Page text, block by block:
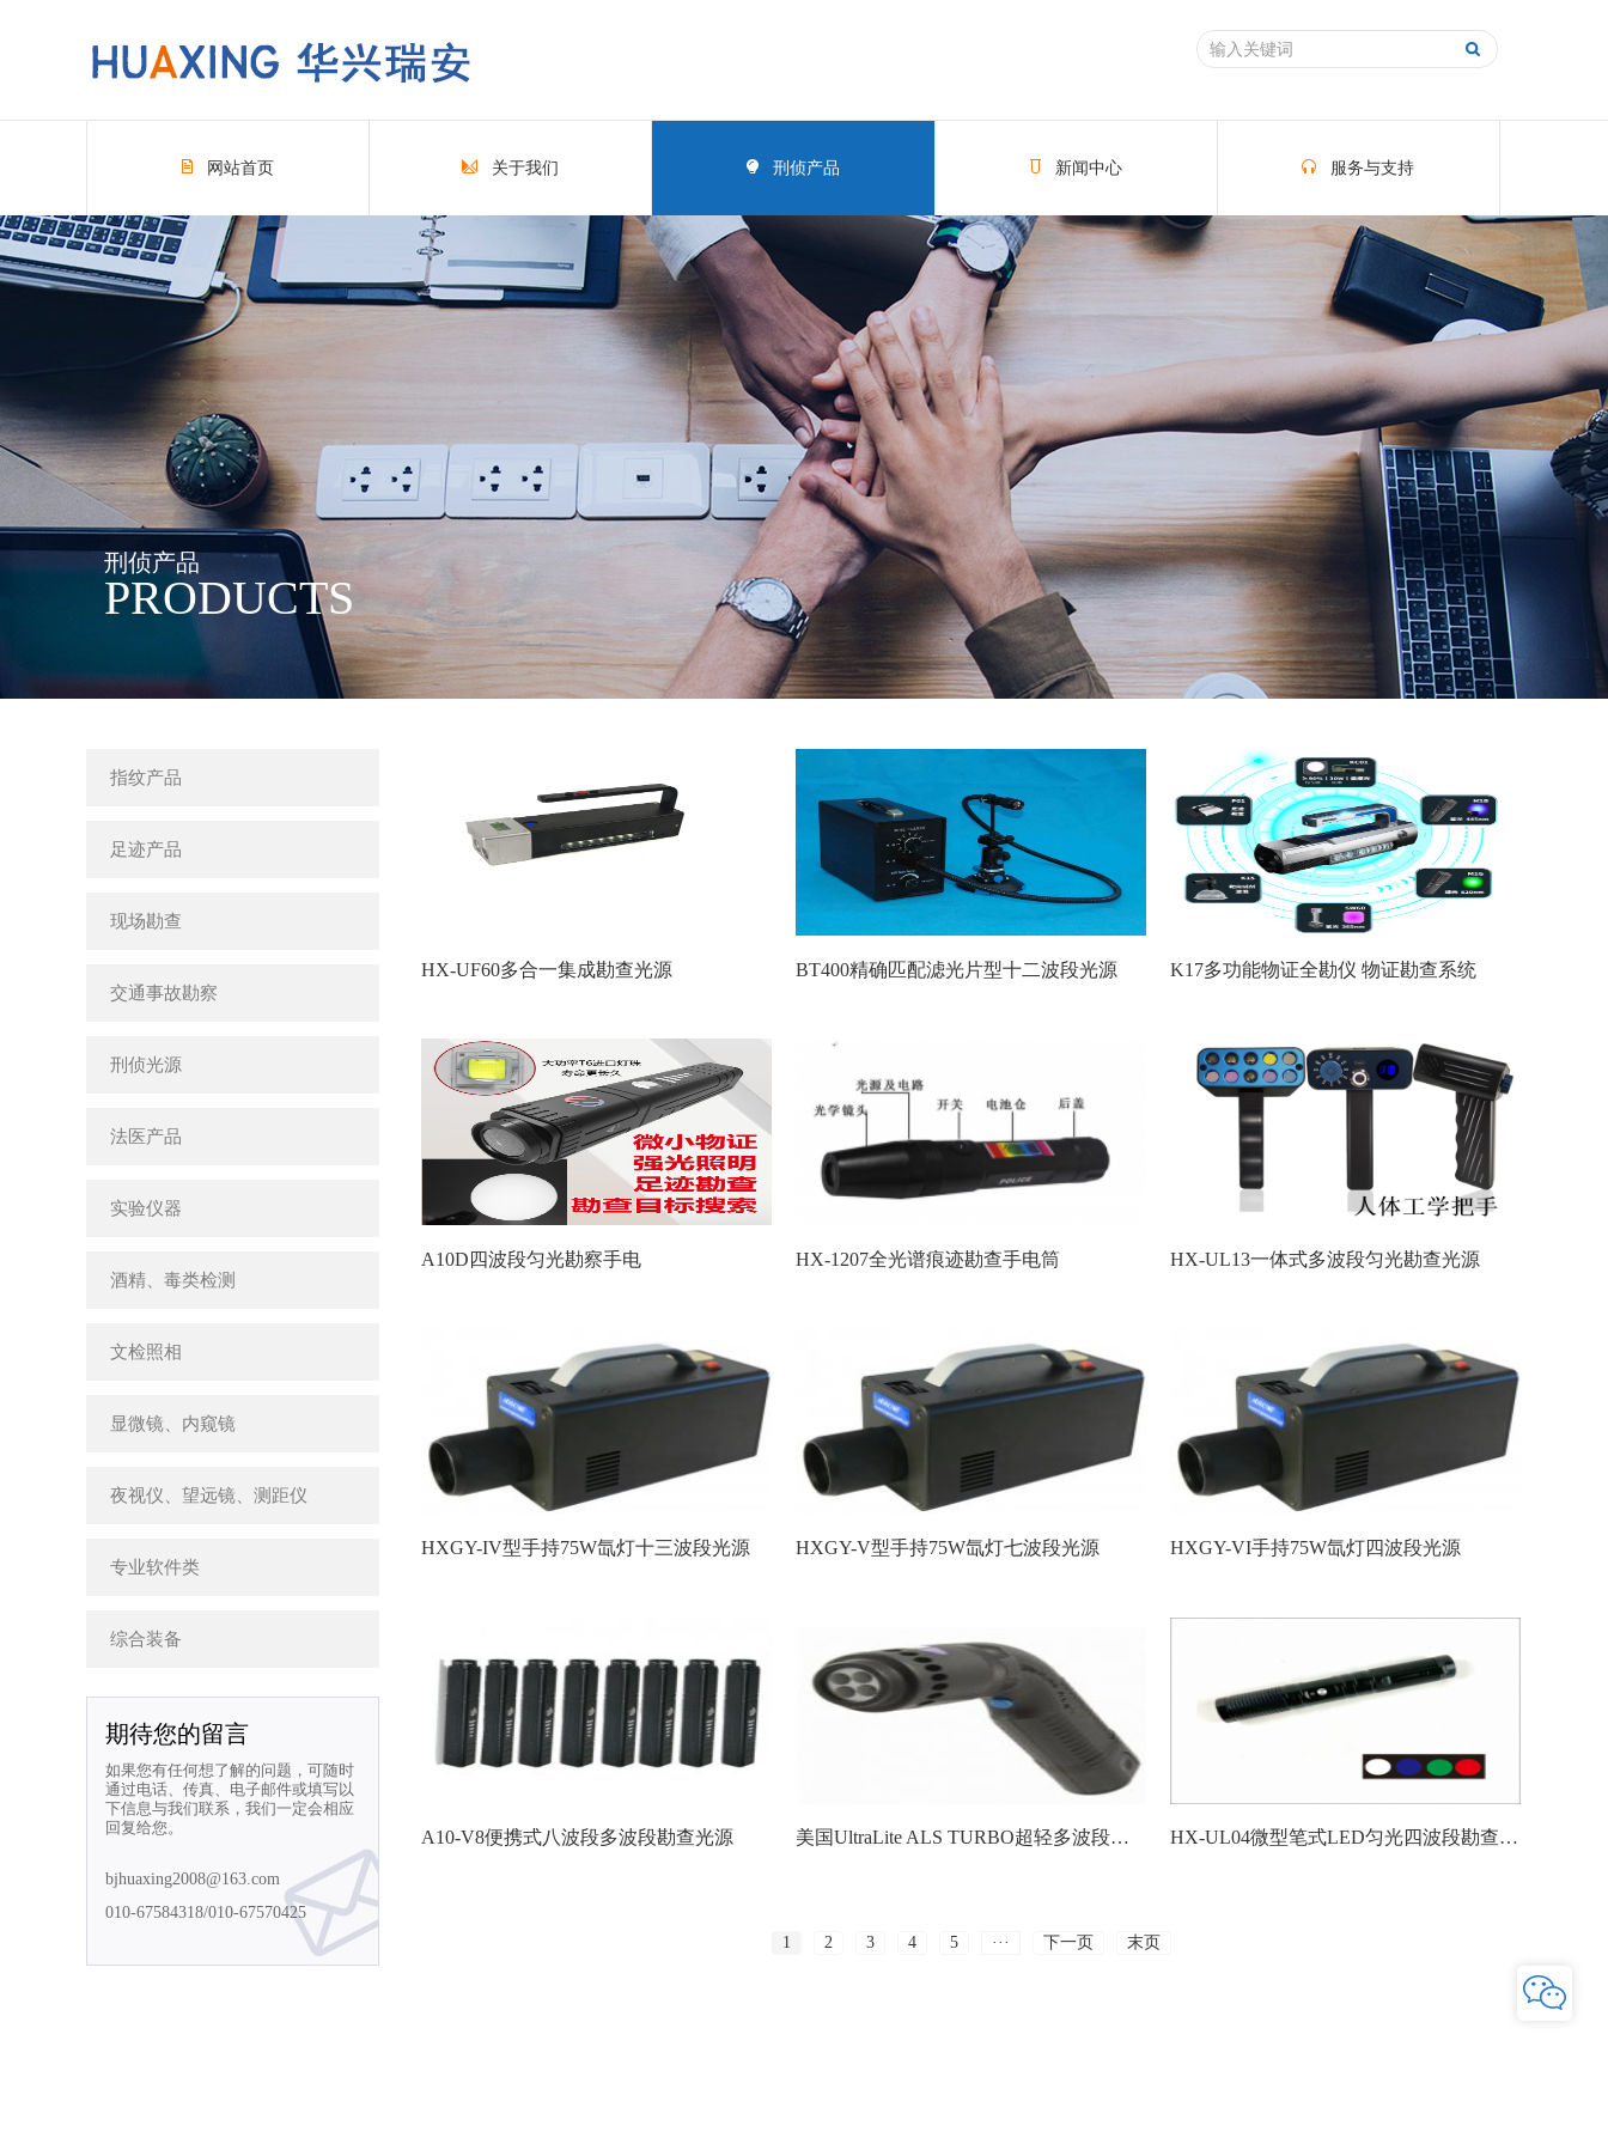
网站首页 关于我们 刑侦产品 新闻中心 服务与支持
刑侦产品
PRODUCTS
指纹产品
足迹产品
现场勘查
交通事故勘察
刑侦光源
法医产品
实验仪器
酒精、毒类检测
文检照相
显微镜、内窥镜
夜视仪、望远镜、测距仪
专业软件类
综合装备
期待您的留言
如果您有任何想了解的问题，可随时
通过电话、传真、电子邮件或填写以
下信息与我们联系，我们一定会相应
回复给您。
bjhuaxing2008@163.com
010-67584318/010-67570425
HX-UF60多合一集成勘查光源 BT400精确匹配滤光片型十二波段光源 K17多功能物证全勘仪 物证勘查系统
A10D四波段匀光勘察手电 HX-1207全光谱痕迹勘查手电筒 HX-UL13一体式多波段匀光勘查光源
HXGY-IV型手持75W氙灯十三波段光源 HXGY-V型手持75W氙灯七波段光源 HXGY-VI手持75W氙灯四波段光源
A10-V8便携式八波段多波段勘查光源 美国UltraLite ALS TURBO超轻多波段光源 HX-UL04微型笔式LED匀光四波段勘查手电
1 2 3 4 5 ··· 下一页 末页